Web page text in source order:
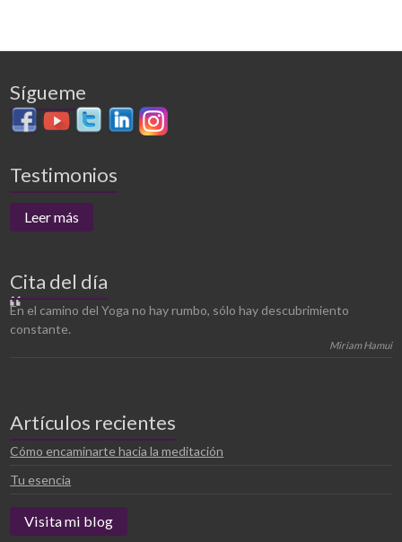
Sígueme
Testimonios
Leer más
Cita del día
En el camino del Yoga no hay rumbo, sólo hay descubrimiento
constante.
Miriam Hamui
Artículos recientes
Cómo encaminarte hacia la meditación
Tu esencia
Visita mi blog